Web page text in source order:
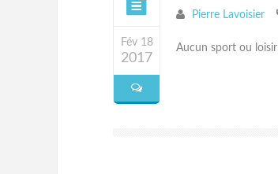
Fév 18
2017
Pierre Lavoisier
Aucun sport ou loisir